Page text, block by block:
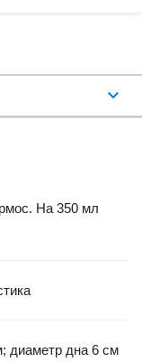
На 350 мл
диаметр дна 6 см